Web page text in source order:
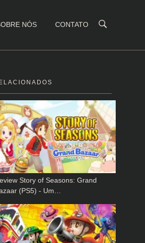
NÓS CONTATO
Story of Seasons: Grand
(PS5) - Um…